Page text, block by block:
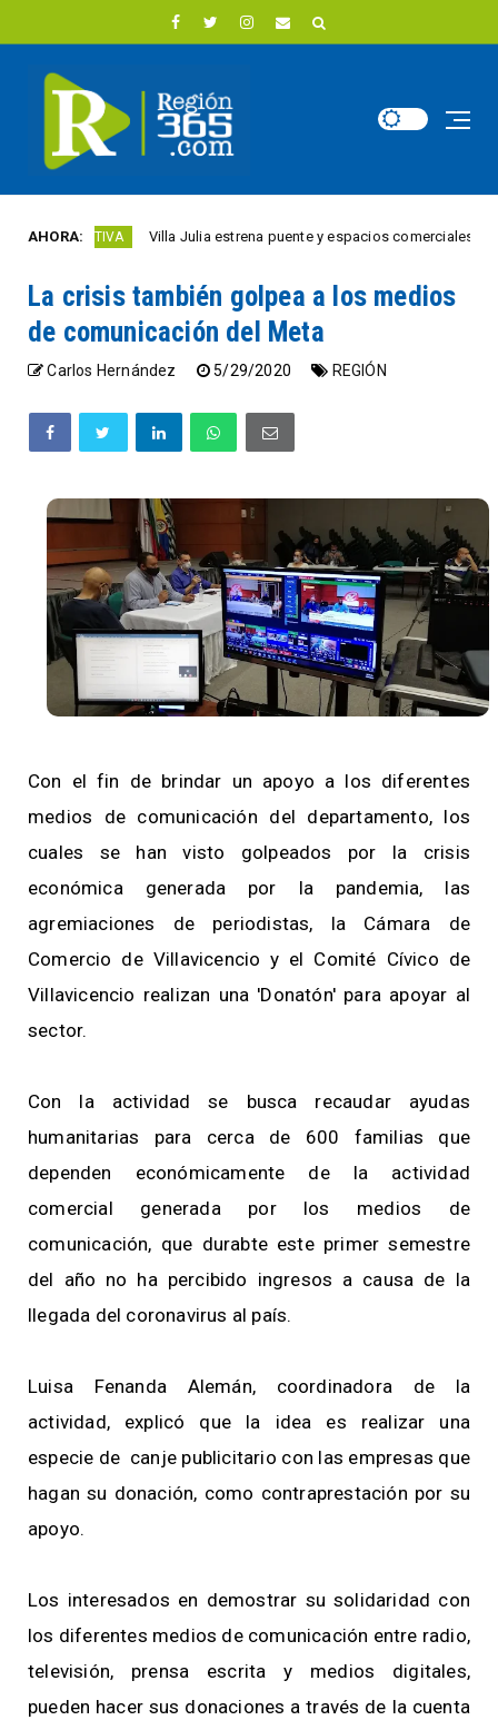
AHORA:
ACTIVA Villa Julia estrena puente y espacios comerciales
La crisis también golpea a los medios
de comunicación del Meta
Carlos Hernández 5/29/2020 REGIÓN
Con el fin de brindar un apoyo a los diferentes
medios de comunicación del departamento, los
cuales se han visto golpeados por la crisis
económica generada por la pandemia, las
agremiaciones de periodistas, la Cámara de
Comercio de Villavicencio y el Comité Cívico de
Villavicencio realizan una 'Donatón' para apoyar al
sector.
Con la actividad se busca recaudar ayudas
humanitarias para cerca de 600 familias que
dependen económicamente de la actividad
comercial generada por los medios de
comunicación, que durabte este primer semestre
del año no ha percibido ingresos a causa de la
llegada del coronavirus al país.
Luisa Fenanda Alemán, coordinadora de la
actividad, explicó que la idea es realizar una
especie de canje publicitario con las empresas que
hagan su donación, como contraprestación por su
apoyo.
Los interesados en demostrar su solidaridad con
los diferentes medios de comunicación entre radio,
televisión, prensa escrita y medios digitales,
pueden hacer sus donaciones a través de la cuenta